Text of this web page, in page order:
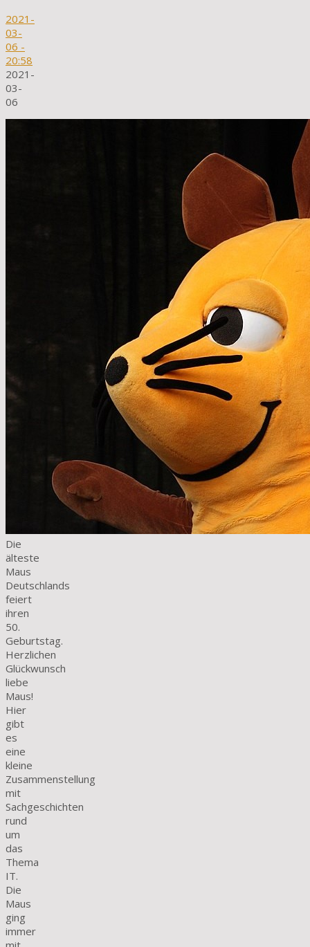
2021-
03-
06 -
20:58
2021-
03-
06
Die
älteste
Maus
Deutschlands
feiert
ihren
50.
Geburtstag.
Herzlichen
Glückwunsch
liebe
Maus!
Hier
gibt
es
eine
kleine
Zusammenstellung
mit
Sachgeschichten
rund
um
das
Thema
IT.
Die
Maus
ging
immer